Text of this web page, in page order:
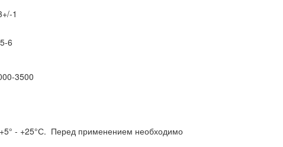
1
6
3500
- +25°С. Перед применением необходимо